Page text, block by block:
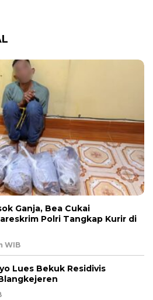
Ganja, Bea Cukai
Polri Tangkap Kurir di
WIB
Lues Bekuk Residivis